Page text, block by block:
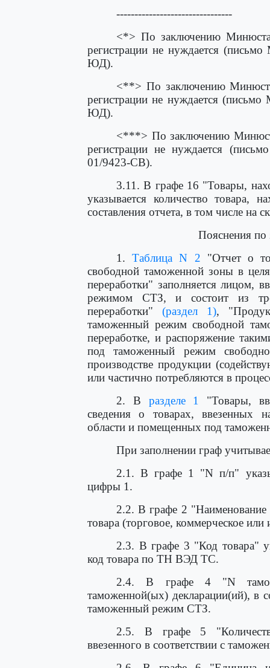
--------------------------------
<*> По заключению Минюста
регистрации не нуждается
ЮД).
<**> По заключению
регистрации не нуждается
ЮД).
<***> По заключению
регистрации не нуждается
01/9423-СВ).
3.11. В графе 16 "Товары,
указывается количество товара,
составления отчета, в том числе на
Пояснения по
1.Таблица N 2 "Отчет о
свободной таможенной зоны в
переработки" заполняется лицом,
режимом СТЗ, и состоит из
переработки" (раздел 1),
таможенный режим свободной
переработке, и распоряжение
под таможенный режим
производстве продукции
или частично потребляются в
2. В разделе 1
"Товары,
сведения о товарах, ввезенных
области и помещенных под
При заполнении граф
2.1. В графе 1 "N п/п"
цифры 1.
2.2. В графе 2 "Наименование
товара (торговое, коммерческое
2.3. В графе 3 "Код товара"
код товара по ТН ВЭД ТС.
2.4. В графе 4 "N
таможенной(ых) декларации(ий), в
таможенный режим СТЗ.
2.5. В графе 5
ввезенного в соответствии с